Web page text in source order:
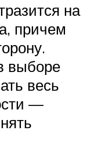
на
причем
выборе
весь
—